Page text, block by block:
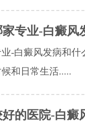
专业-白癜风
-白癜风发病和
和日常生活.....
的医院-白癜